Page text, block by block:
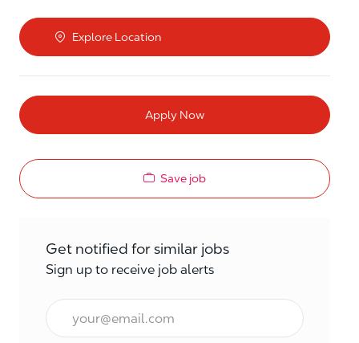
Explore Location
Apply Now
Save job
Get notified for similar jobs
Sign up to receive job alerts
Email*